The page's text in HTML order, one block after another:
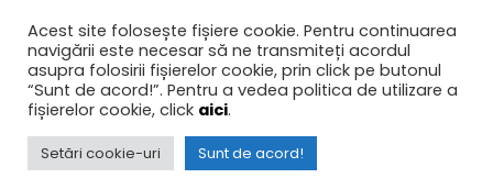
Contact
Ultima modificare a paginii 10/06/2011
Acest site folosește fișiere cookie. Pentru continuarea
navigării este necesar să ne transmiteți acordul
asupra folosirii fișierelor cookie, prin click pe butonul
“Sunt de acord!”. Pentru a vedea politica de utilizare a
fișierelor cookie, click aici.
Setări cookie-uri Sunt de acord!